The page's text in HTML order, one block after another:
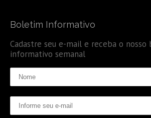
Boletim Informativo
Cadastre seu e-mail e receba o
informativo semanal